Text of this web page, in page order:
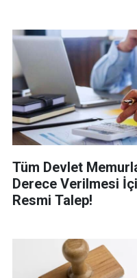
Tüm Devlet
Derece Verilmesi
Resmi Talep!